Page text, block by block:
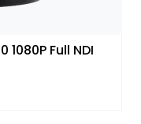
1080P Full NDI